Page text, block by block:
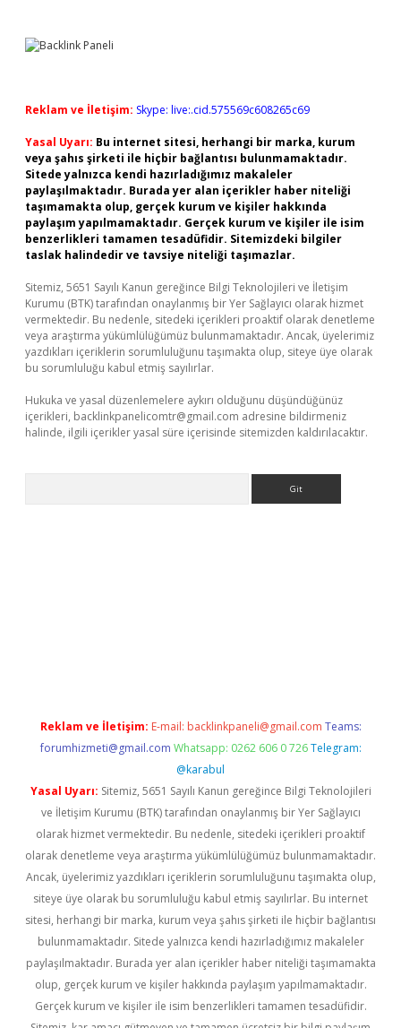
Reklam ve İletişim: Skype: live:.cid.575569c608265c69
Yasal Uyarı: Bu internet sitesi, herhangi bir marka, kurum
veya şahıs şirketi ile hiçbir bağlantısı bulunmamaktadır.
Sitede yalnızca kendi hazırladığımız makaleler
paylaşılmaktadır. Burada yer alan içerikler haber niteliği
taşımamakta olup, gerçek kurum ve kişiler hakkında
paylaşım yapılmamaktadır. Gerçek kurum ve kişiler ile isim
benzerlikleri tamamen tesadüfidir. Sitemizdeki bilgiler
taslak halindedir ve tavsiye niteliği taşımazlar.
Sitemiz, 5651 Sayılı Kanun gereğince Bilgi Teknolojileri ve İletişim
Kurumu (BTK) tarafından onaylanmış bir Yer Sağlayıcı olarak hizmet
vermektedir. Bu nedenle, sitedeki içerikleri proaktif olarak denetleme
veya araştırma yükümlülüğümüz bulunmamaktadır. Ancak, üyelerimiz
yazdıkları içeriklerin sorumluluğunu taşımakta olup, siteye üye olarak
bu sorumluluğu kabul etmiş sayılırlar.
Hukuka ve yasal düzenlemelere aykırı olduğunu düşündüğünüz
içerikleri, backlinkpanelicomtr@gmail.com adresine bildirmeniz
halinde, ilgili içerikler yasal süre içerisinde sitemizden kaldırılacaktır.
Reklam ve İletişim: E-mail: backlinkpaneli@gmail.com Teams:
forumhizmeti@gmail.com Whatsapp: 0262 606 0 726 Telegram:
@karabul
Yasal Uyarı: Sitemiz, 5651 Sayılı Kanun gereğince Bilgi Teknolojileri
ve İletişim Kurumu (BTK) tarafından onaylanmış bir Yer Sağlayıcı
olarak hizmet vermektedir. Bu nedenle, sitedeki içerikleri proaktif
olarak denetleme veya araştırma yükümlülüğümüz bulunmamaktadır.
Ancak, üyelerimiz yazdıkları içeriklerin sorumluluğunu taşımakta olup,
siteye üye olarak bu sorumluluğu kabul etmiş sayılırlar. Bu internet
sitesi, herhangi bir marka, kurum veya şahıs şirketi ile hiçbir bağlantısı
bulunmamaktadır. Sitede yalnızca kendi hazırladığımız makaleler
paylaşılmaktadır. Burada yer alan içerikler haber niteliği taşımamakta
olup, gerçek kurum ve kişiler hakkında paylaşım yapılmamaktadır.
Gerçek kurum ve kişiler ile isim benzerlikleri tamamen tesadüfidir.